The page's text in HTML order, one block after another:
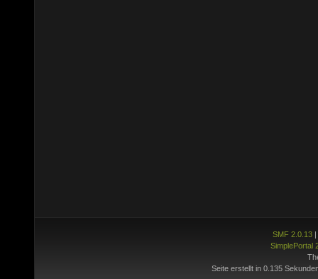
SMF 2.0.13|
SimplePortal
Seite erstellt in 0.135